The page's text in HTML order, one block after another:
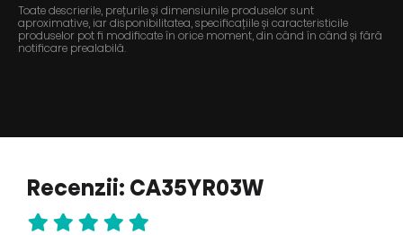
Toate descrierile, prețurile și dimensiunile produselor sunt
aproximative, iar disponibilitatea, specificațiile și caracteristicile
produselor pot fi modificate în orice moment, din când în când și fără
notificare prealabilă.
Recenzii: CA35YR03W